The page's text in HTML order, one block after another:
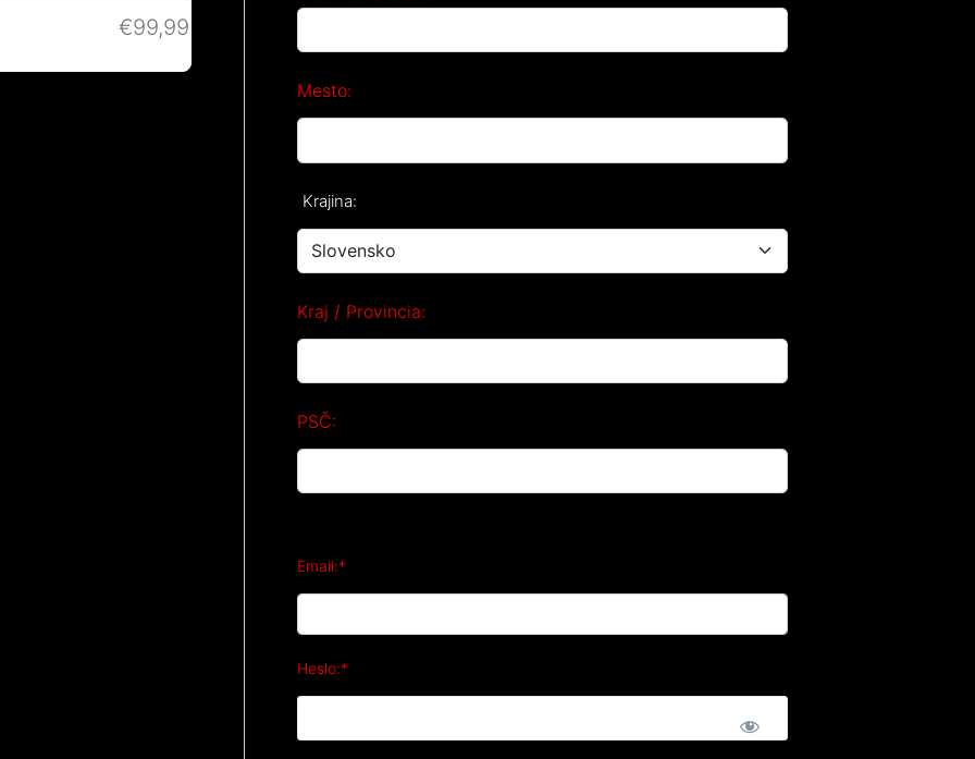
Mesto:
Krajina:
Kraj / Provincia:
PSČ:
Email:*
Heslo:*
€99,99